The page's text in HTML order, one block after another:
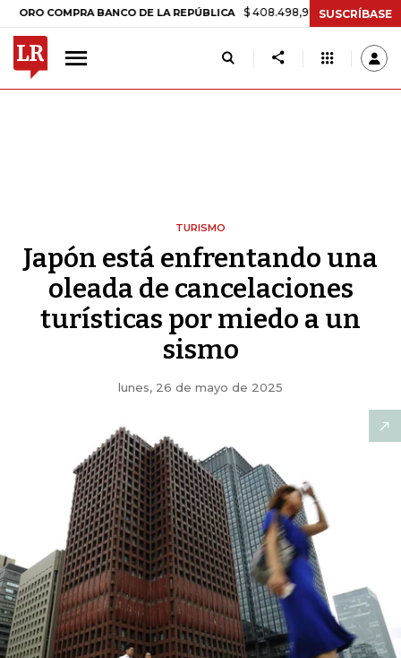
BANCO DE LA REPÚBLICA $ 408.498,97 +$ 8.753,81 +2,19%
SUSCRÍBASE
TURISMO
Japón está enfrentando una
oleada de cancelaciones
turísticas por miedo a un
sismo
lunes, 26 de mayo de 2025